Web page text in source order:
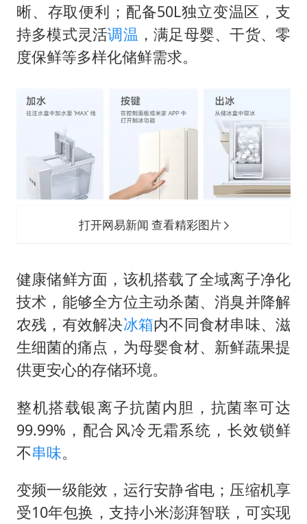
晰、存取便利；配备50L独立变温区，支
持多模式灵活调温 ，满足母婴、干货、零
度保鲜等多样化储鲜需求。
打开网易新闻 查看精彩图片
健康储鲜方面，该机搭载了全域离子净化
技术，能够全方位主动杀菌、消臭并降解
农残，有效解决冰箱内不同食材串味、滋
生细菌的痛点，为母婴食材、新鲜蔬果提
供更安心的存储环境。
整机搭载银离子抗菌内胆，抗菌率可达
99.99%，配合风冷无霜系统，长效锁鲜
不串味。
变频一级能效，运行安静省电；压缩机享
受10年包换，支持小米澎湃智联，可实现